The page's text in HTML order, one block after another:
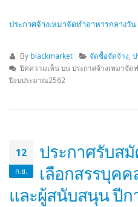
ประกาศจ้างเหมาจัดทำอาหารกลางวั
By blackmarket จัดซื้อจัดจ้าง ,
ปิดความเห็นบน ประกาศจ้างเหมาจัด
ปีงบประมาณ2562
12
ก.ย.
ประกาศรับส
เลือกสรรบุค
และผู้สนับสนุน ปีก